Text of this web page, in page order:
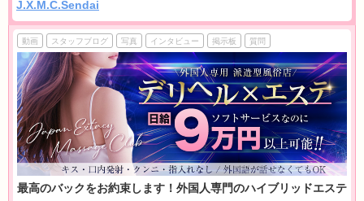
J.X.M.C.Sendai
動画 スタッフブログ 写真 インタビュー 掲示板 質問
最高のバックをお約束します！外国人専門のハイブリッドエステ